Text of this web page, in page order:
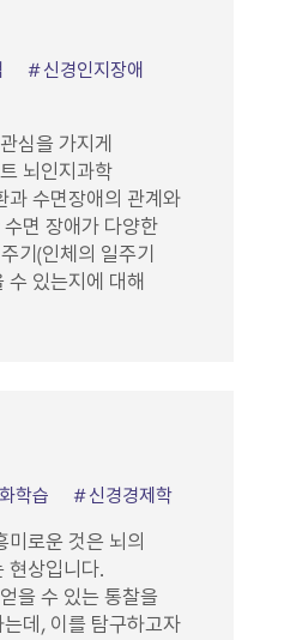
신경인지장애
심을 가지게
뇌인지과학
과 수면장애의 관계와
면 장애가 다양한
기(인체의 일주기
있는지에 대해
학습 신경경제학
로운 것은 뇌의
현상입니다.
을 수 있는 통찰을
데, 이를 탐구하고자